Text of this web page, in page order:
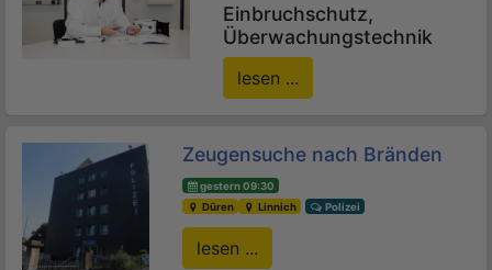
Einbruchschutz,
Überwachungstechnik
lesen ...
Zeugensuche nach Bränden
gestern 09:30
Düren
Linnich Polizei
lesen ...